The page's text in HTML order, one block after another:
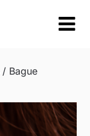
/ Bague